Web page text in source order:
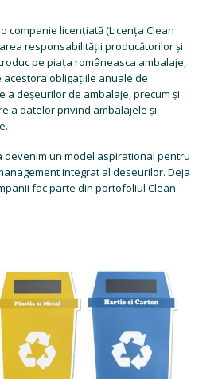
companie licențiată (Licența Clean
responsabilității producătorilor și
pe piața româneasca ambalaje,
obligațiile anuale de
a deșeurilor de ambalaje, precum și
a datelor privind ambalajele și
devenim un model aspirational pentru
integrat al deseurilor. Deja
fac parte din portofoliul Clean